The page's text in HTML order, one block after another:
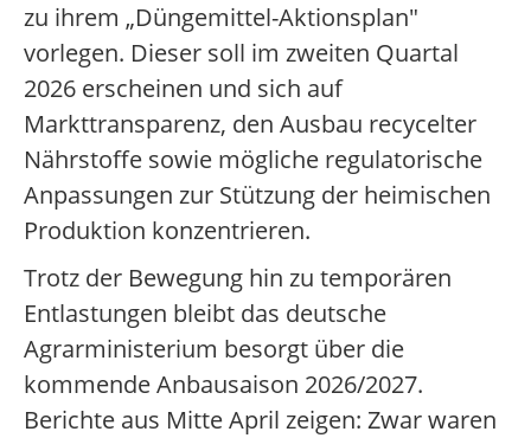
zu ihrem „Düngemittel-Aktionsplan"
vorlegen. Dieser soll im zweiten Quartal
2026 erscheinen und sich auf
Markttransparenz, den Ausbau recycelter
Nährstoffe sowie mögliche regulatorische
Anpassungen zur Stützung der heimischen
Produktion konzentrieren.
Trotz der Bewegung hin zu temporären
Entlastungen bleibt das deutsche
Agrarministerium besorgt über die
kommende Anbausaison 2026/2027.
Berichte aus Mitte April zeigen: Zwar waren